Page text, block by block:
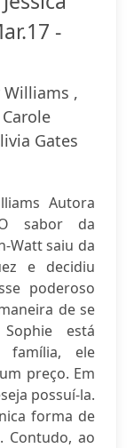
-
Williams ,
Gates
Autora
sabor da
Watt saiu da
e decidiu
poderoso
de se
está
família, ele
preço. Em
possuí-la.
forma de
Contudo, ao